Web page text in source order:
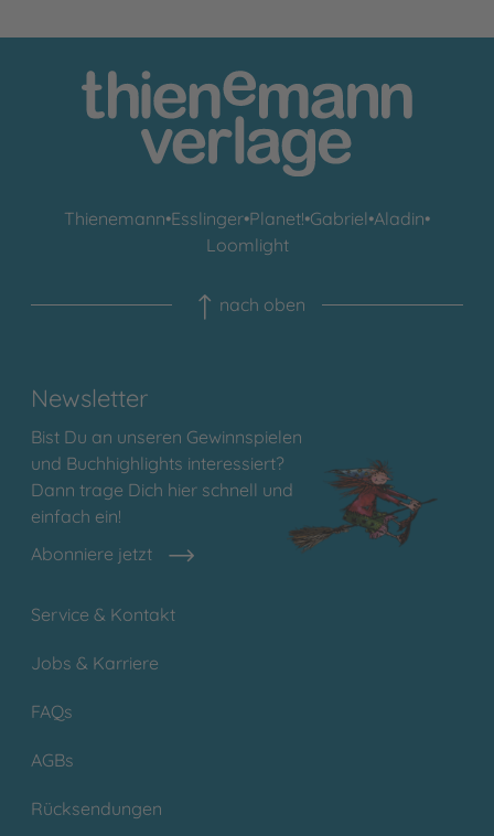
Thienemann•Esslinger•Planet!•Gabriel•Aladin•
Loomlight
nach oben
Newsletter
Bist Du an unseren Gewinnspielen
und Buchhighlights interessiert?
Dann trage Dich hier schnell und
einfach ein!
Abonniere jetzt
Service & Kontakt
Jobs & Karriere
FAQs
AGBs
Rücksendungen